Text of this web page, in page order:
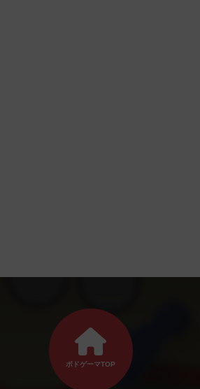
ボドゲーマTOP